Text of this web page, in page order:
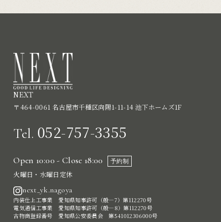
NEXT
〒464-0061 名古屋市千種区向陽1-11-14 池下ホームズ1F
Tel. 052-757-3355
Open 10:00 - Close 18:00 予約制
火曜日・水曜日定休
next_yk.nagoya
内装仕上工事業 愛知県知事許可（般―7）第112270号
電気通信工事業 愛知県知事許可（般―8）第112270号
古物商登録番号 愛知県公安委員会 第541012306000号